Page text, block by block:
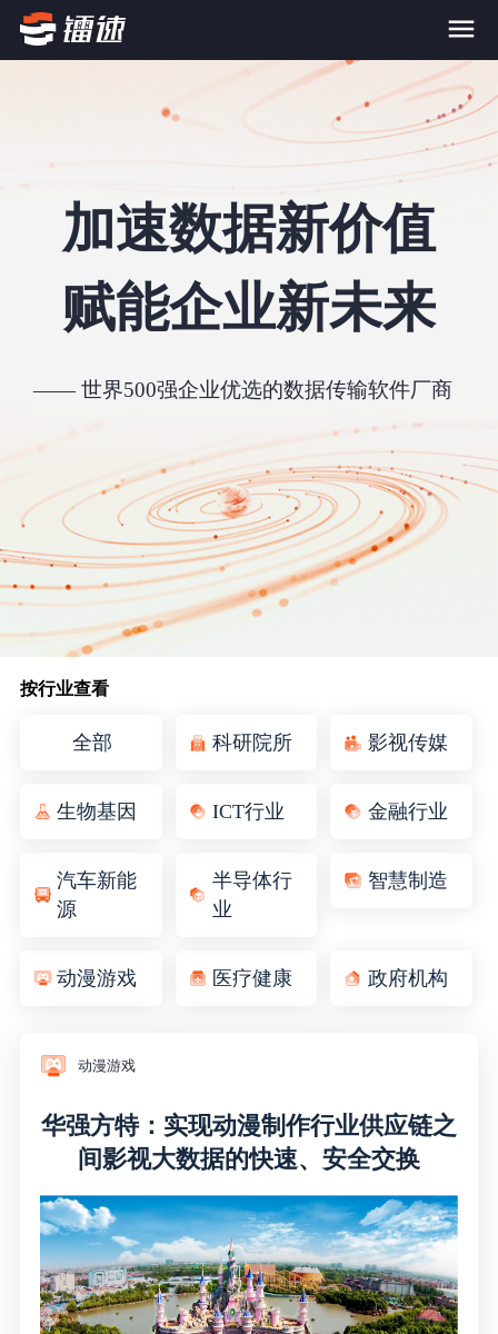
产品与服务
大文件传输系统
跨网文件交换系统
镭速Proxy代理加速
镭速FTP加速
解决方案
应用场景解决方案
跨国数据传输
数据同步
内外网文件交换
数据迁移
数据协作
数据分发
行业应用解决方案
金融行业
基因行业
汽车行业
生产制造业
IT互联网行业
生态合作
关于镭速
帮助中心
加速数据新价值
赋能企业新未来
—— 世界500强企业优选的数据传输软件厂商
按行业查看
全部 科研院所 影视传媒
生物基因 ICT行业 金融行业
汽车新能
源
半导体行
业
智慧制造
动漫游戏 医疗健康 政府机构
动漫游戏
华强方特：实现动漫制作行业供应链之
间影视大数据的快速、安全交换